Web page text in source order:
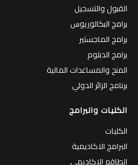
القبول والتسجيل
برامج البكالوريوس
برامج الماجستير
برامج الدبلوم
المنح والمساعدات المالية
برنامج الزائر الدولي
الكليات والبرامج
الكليات
البرامج الاكاديمية
الطاقم الاكاديمي